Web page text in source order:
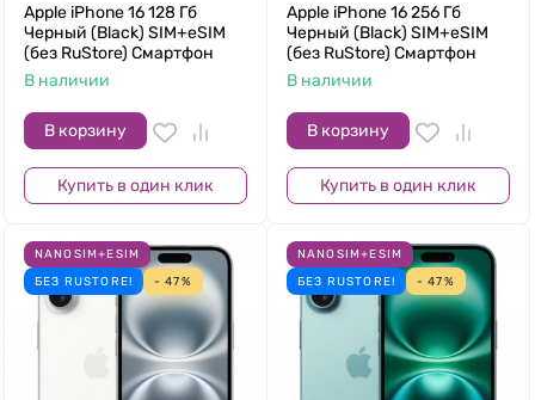
Apple iPhone 16 128 Гб
Черный (Black) SIM+eSIM
(без RuStore) Смартфон
В наличии
В корзину
Купить в один клик
Apple iPhone 16 256 Гб
Черный (Black) SIM+eSIM
(без RuStore) Смартфон
В наличии
В корзину
Купить в один клик
NANOSIM+ESIM
БЕЗ RUSTORE!
- 47%
NANOSIM+ESIM
БЕЗ RUSTORE!
- 47%